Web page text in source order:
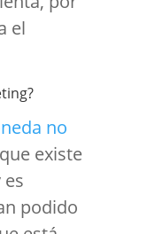
el
no
existe
podido